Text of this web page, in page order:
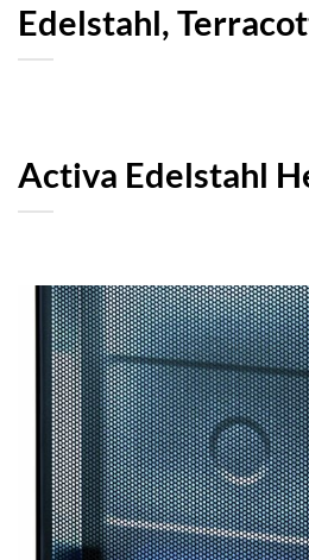
Edelstahl,
Activa Edelstahl